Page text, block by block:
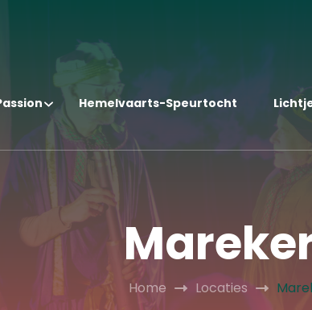
Hemelvaarts-Speurtocht
Home Locaties